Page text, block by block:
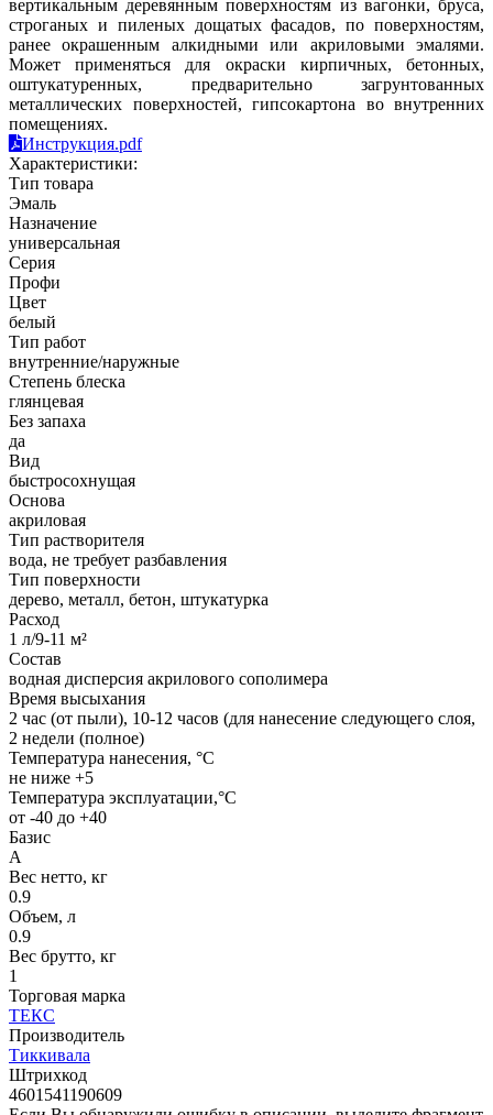
вертикальным деревянным поверхностям из вагонки, бруса,
строганых и пиленых дощатых фасадов, по поверхностям,
ранее окрашенным алкидными или акриловыми эмалями.
Может применяться для окраски кирпичных, бетонных,
оштукатуренных, предварительно загрунтованных
металлических поверхностей, гипсокартона во внутренних
помещениях.
Инструкция.pdf
Характеристики:
Тип товара
Эмаль
Назначение
универсальная
Серия
Профи
Цвет
белый
Тип работ
внутренние/наружные
Степень блеска
глянцевая
Без запаха
да
Вид
быстросохнущая
Основа
акриловая
Тип растворителя
вода, не требует разбавления
Тип поверхности
дерево, металл, бетон, штукатурка
Расход
1 л/9-11 м²
Состав
водная дисперсия акрилового сополимера
Время высыхания
2 час (от пыли), 10-12 часов (для нанесение следующего слоя,
2 недели (полное)
Температура нанесения, °C
не ниже +5
Температура эксплуатации,°С
от -40 до +40
Базис
A
Вес нетто, кг
0.9
Объем, л
0.9
Вес брутто, кг
1
Торговая марка
ТЕКС
Производитель
Тиккивала
Штрихкод
4601541190609